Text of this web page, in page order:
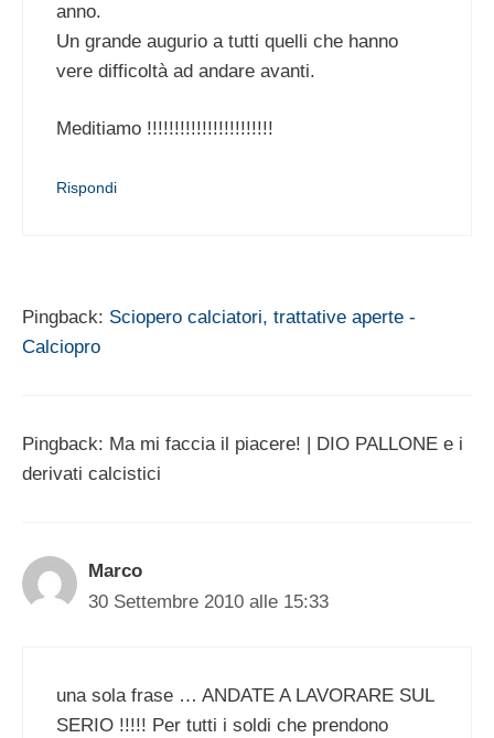
anno.
Un grande augurio a tutti quelli che hanno
vere difficoltà ad andare avanti.
Meditiamo !!!!!!!!!!!!!!!!!!!!!!!
Rispondi
Pingback: Sciopero calciatori, trattative aperte -
Calciopro
Pingback: Ma mi faccia il piacere! | DIO PALLONE e i
derivati calcistici
Marco
30 Settembre 2010 alle 15:33
una sola frase … ANDATE A LAVORARE SUL
SERIO !!!!! Per tutti i soldi che prendono